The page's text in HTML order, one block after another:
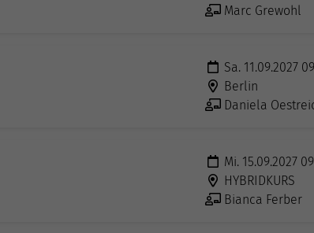
Marc Grewohl
Sa. 11.09.2027
Berlin
Daniela
Mi. 15.09.2027
HYBRIDKURS
Bianca Ferber